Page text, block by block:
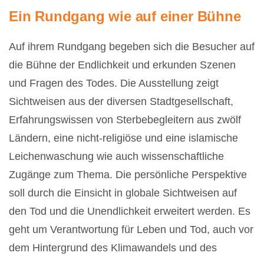
Ein Rundgang wie auf einer Bühne
Auf ihrem Rundgang begeben sich die Besucher auf
die Bühne der Endlichkeit und erkunden Szenen
und Fragen des Todes. Die Ausstellung zeigt
Sichtweisen aus der diversen Stadtgesellschaft,
Erfahrungswissen von Sterbebegleitern aus zwölf
Ländern, eine nicht-religiöse und eine islamische
Leichenwaschung wie auch wissenschaftliche
Zugänge zum Thema. Die persönliche Perspektive
soll durch die Einsicht in globale Sichtweisen auf
den Tod und die Unendlichkeit erweitert werden. Es
geht um Verantwortung für Leben und Tod, auch vor
dem Hintergrund des Klimawandels und des